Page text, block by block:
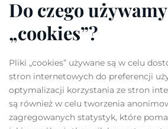
Do czego
„cookies”?
Pliki „cookies” używane są w celu
stron internetowych do preferencji
optymalizacji korzystania ze stron
są również w celu tworzenia
zagregowanych statystyk, które